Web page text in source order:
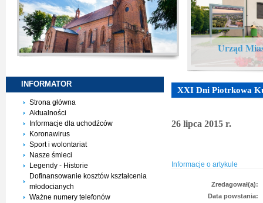
Urząd
INFORMATOR
Strona główna
Aktualności
Informacje dla uchodźców
Koronawirus
Sport i wolontariat
Nasze śmieci
Legendy - Historie
Dofinansowanie kosztów kształcenia
młodocianych
Ważne numery telefonów
XXI Dni Piotrkowa
26 lipca 2015 r.
Informacje o artykule
Zredagował(a):
Data powstania: